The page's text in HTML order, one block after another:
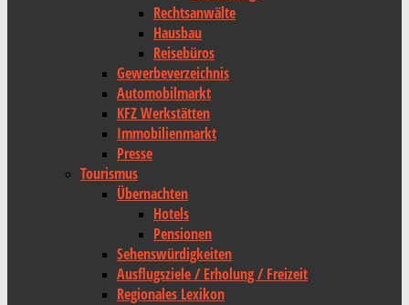
Rechtsanwälte
Hausbau
Reisebüros
Gewerbeverzeichnis
Automobilmarkt
KFZ Werkstätten
Immobilienmarkt
Presse
Tourismus
Übernachten
Hotels
Pensionen
Sehenswürdigkeiten
Ausflugsziele / Erholung / Freizeit
Regionales Lexikon